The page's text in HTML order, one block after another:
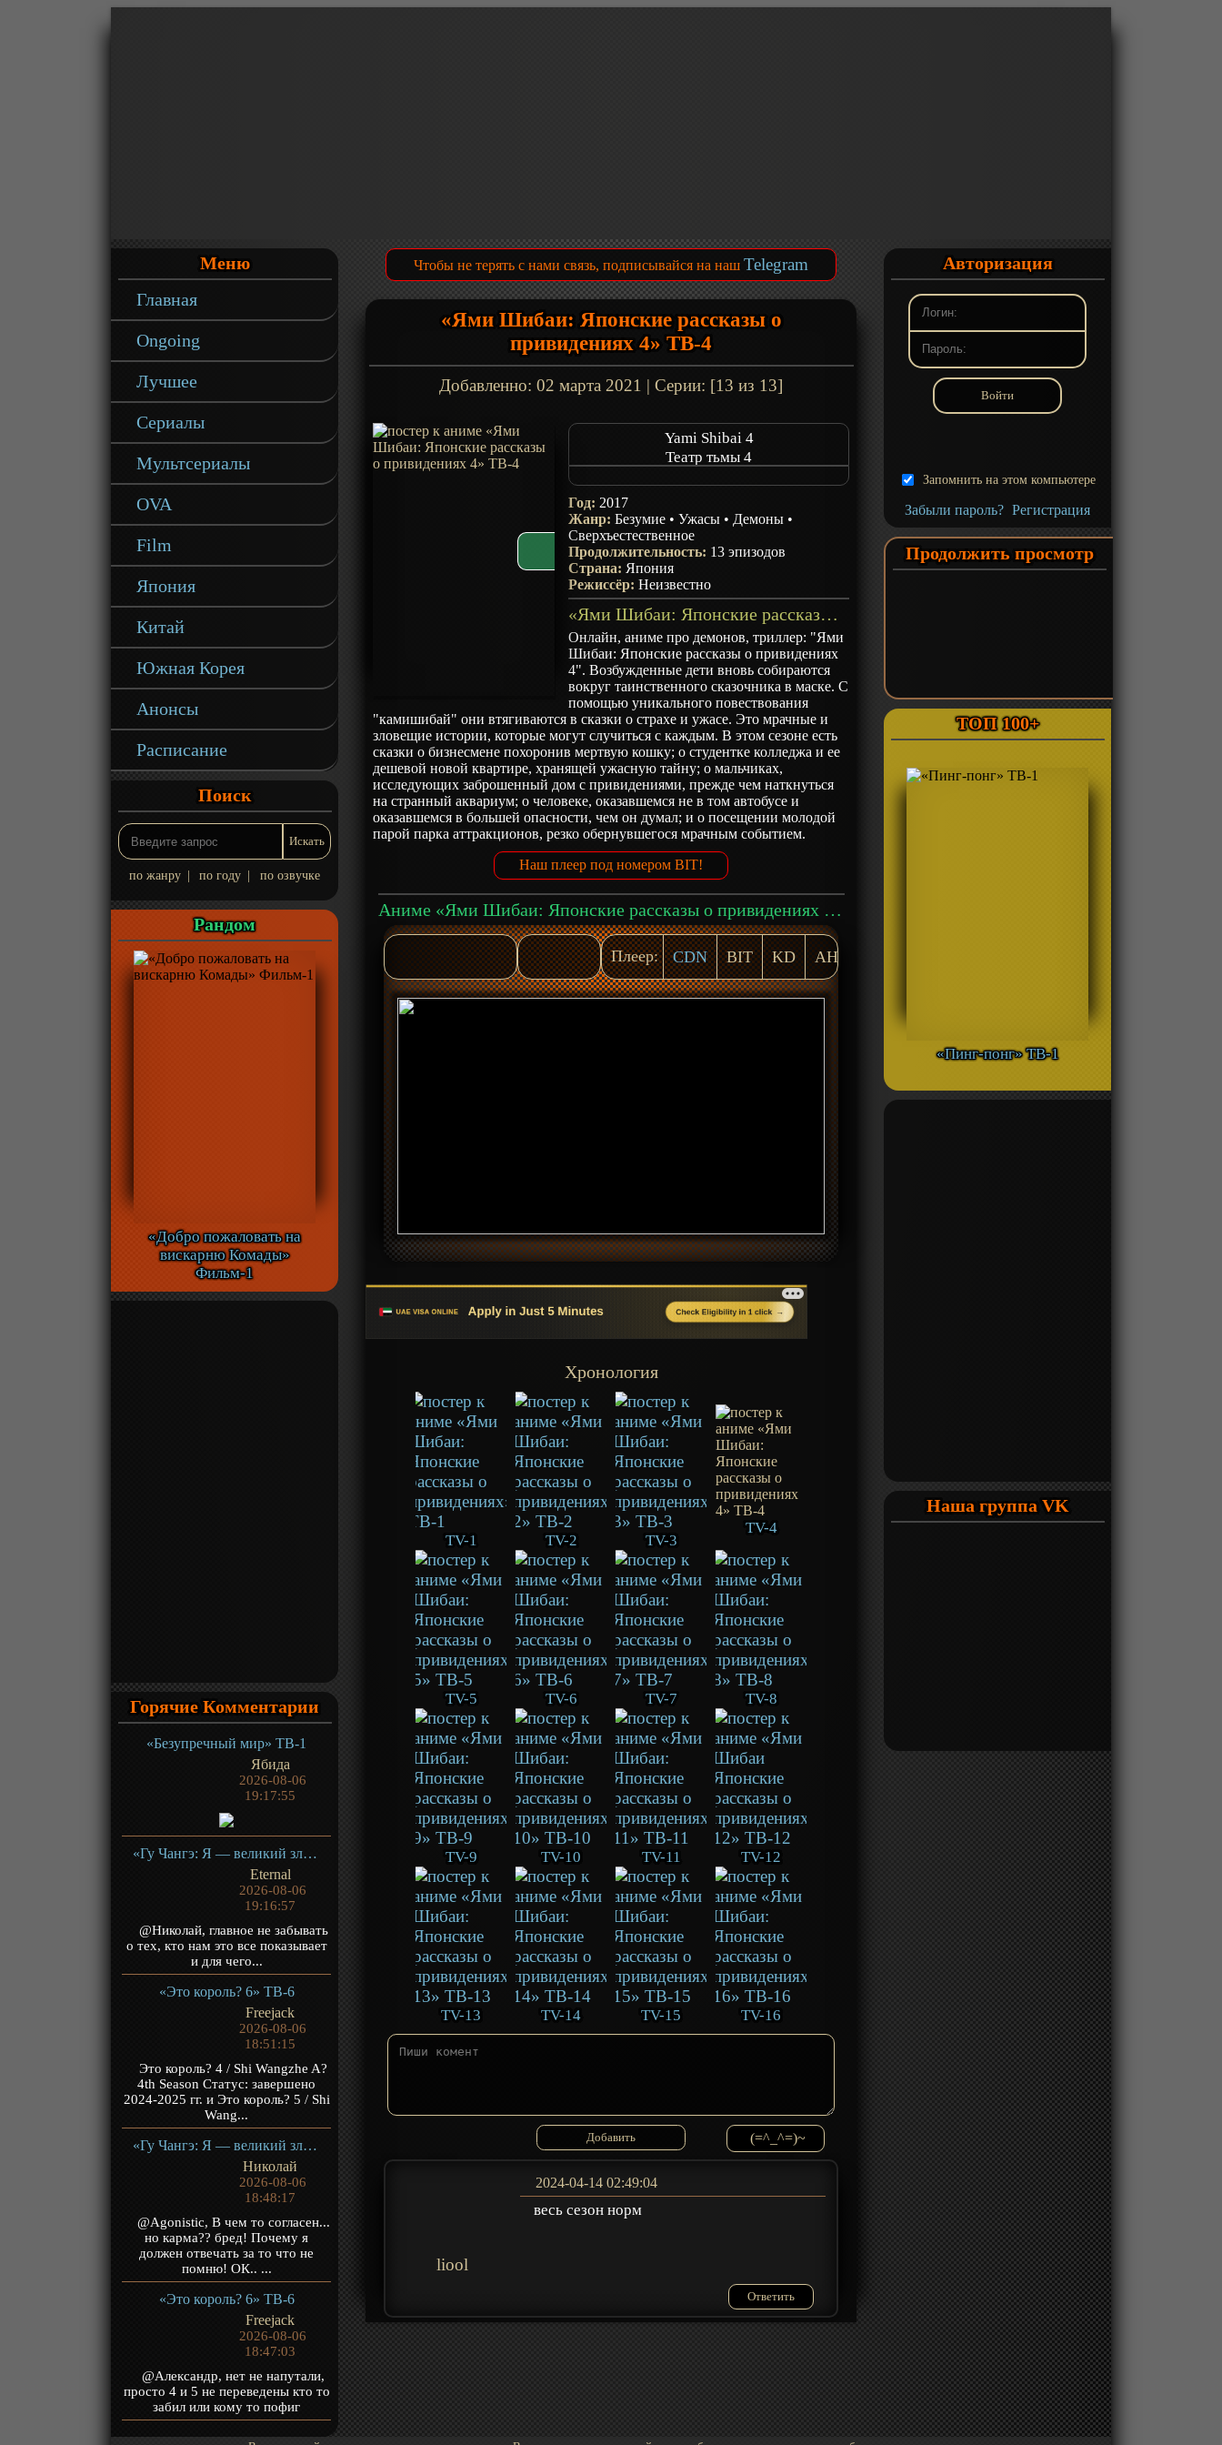
Меню
Главная
Ongoing
Лучшее
Сериалы
Мультсериалы
OVA
Film
Япония
Китай
Южная Корея
Анонсы
Расписание
Поиск
по жанру по году по озвучке
Рандом
«Добро пожаловать на
вискарню Комады»
Фильм-1
Горячие Комментарии
«Безупречный мир» ТВ-1
Ябида
2026-08-06
19:17:55
«Гу Чангэ: Я — великий злодей Небесной Судьбы» ТВ-1
Eternal
2026-08-06
19:16:57
@Николай, главное не забывать
о тех, кто нам это все показывает
и для чего...
«Это король? 6» ТВ-6
Freejack
2026-08-06
18:51:15
Это король? 4 / Shi Wangzhe A?
4th Season Статус: завершено
2024-2025 гг. и Это король? 5 / Shi
Wang...
«Гу Чангэ: Я — великий злодей Небесной Судьбы» ТВ-1
Николай
2026-08-06
18:48:17
@Agonistic, В чем то согласен...
но карма?? бред! Почему я
должен отвечать за то что не
помню! ОК.. ...
«Это король? 6» ТВ-6
Freejack
2026-08-06
18:47:03
@Александр, нет не напутали,
просто 4 и 5 не переведены кто то
забил или кому то пофиг
Чтобы не терять с нами связь, подписывайся на наш Telegram
«Ями Шибаи: Японские рассказы о
привидениях 4» ТВ-4
Добавленно: 02 марта 2021 | Серии: [13 из 13]
Yami Shibai 4
Театр тьмы 4
Год: 2017
Жанр:Безумие •Ужасы • Демоны •
Сверхъестественное
Продолжительность: 13 эпизодов
Страна: Япония
Режиссёр:Неизвестно
«Ями Шибаи: Японские рассказы о привидениях 4» ТВ-4 - описание
Онлайн, аниме про демонов, триллер: "Ями
Шибаи: Японские рассказы о привидениях
4". Возбужденные дети вновь собираются
вокруг таинственного сказочника в маске. С
помощью уникального повествования
"камишибай" они втягиваются в сказки о страхе и ужасе. Это мрачные и
зловещие истории, которые могут случиться с каждым. В этом сезоне есть
сказки о бизнесмене похоронив мертвую кошку; о студентке колледжа и ее
дешевой новой квартире, хранящей ужасную тайну; о мальчиках,
исследующих заброшенный дом с привидениями, прежде чем наткнуться
на странный аквариум; о человеке, оказавшемся не в том автобусе и
оказавшемся в большей опасности, чем он думал; и о посещении молодой
парой парка аттракционов, резко обернувшегося мрачным событием.
Наш плеер под номером BIT!
Аниме «Ями Шибаи: Японские рассказы о привидениях 4» ТВ-4 смотреть онлайн
Плеер: CDN BIT KD AH
Хронология
TV-1 TV-2 TV-3
TV-4
TV-5 TV-6 TV-7 TV-8
TV-9 TV-10 TV-11 TV-12
TV-13 TV-14 TV-15 TV-16
(=^_^=)~
liool
2024-04-14 02:49:04
весь сезон норм
Ответить
Авторизация
Запомнить на этом компьютере
Забыли пароль? Регистрация
Продолжить просмотр
ТОП 100+
«Пинг-понг» ТВ-1
Наша группа VK